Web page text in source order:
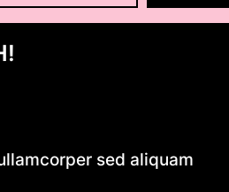
sed aliquam